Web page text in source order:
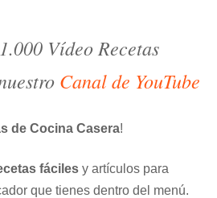
Vídeo Recetas
Canal de YouTube
de Cocina Casera!
fáciles y artículos para
que tienes dentro del menú.